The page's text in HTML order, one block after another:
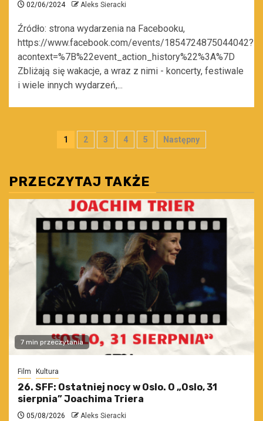
02/06/2024 Aleks Sieracki
Źródło: strona wydarzenia na Facebooku,
https://www.facebook.com/events/1854724875044042?
acontext=%7B%22event_action_history%22%3A%7D
Zbliżają się wakacje, a wraz z nimi - koncerty, festiwale
i wiele innych wydarzeń,...
Stronicowanie
1 2 3 4 5 Następny
PRZECZYTAJ TAKŻE
7 min przeczytania
Film Kultura
26. SFF: Ostatniej nocy w Oslo. O „Oslo, 31
sierpnia” Joachima Triera
05/08/2026 Aleks Sieracki